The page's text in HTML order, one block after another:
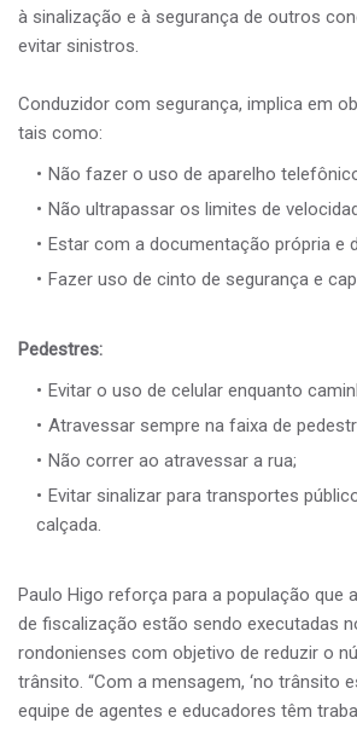
à sinalização e à segurança de outros
evitar sinistros.
Conduzidor com segurança, implica em
tais como:
Não fazer o uso de aparelho
Não ultrapassar os limites de
Estar com a documentação própria e
Fazer uso de cinto de segurança e
Pedestres:
Evitar o uso de celular enquanto
Atravessar sempre na faixa de
Não correr ao atravessar a rua;
Evitar sinalizar para transportes
calçada.
Paulo Higo reforça para a população que
de fiscalização estão sendo executadas
rondonienses com objetivo de reduzir o
trânsito. “Com a mensagem, ‘no trânsito
equipe de agentes e educadores têm